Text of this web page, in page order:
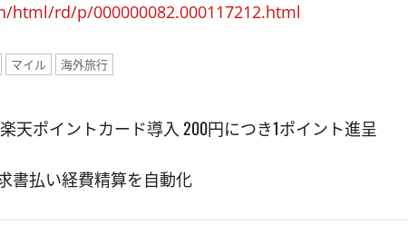
rd/p/000000082.000117212.html
マイル 海外旅行
天ポイントカード導入 200円につき1ポイント進呈
書払い経費精算を自動化